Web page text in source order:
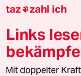
Downloads für
© 2026 taz Verlags
Alle Rechte vorbehalten.
taz zahl ich
Links
Mit doppelter